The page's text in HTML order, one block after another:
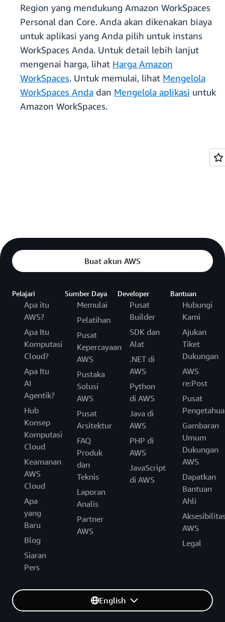
Region yang mendukung Amazon WorkSpaces
Personal dan Core. Anda akan dikenakan biaya
untuk aplikasi yang Anda pilih untuk instans
WorkSpaces Anda. Untuk detail lebih lanjut
mengenai harga, lihat Harga Amazon
WorkSpaces. Untuk memulai, lihat Mengelola
WorkSpaces Anda dan Mengelola aplikasi untuk
Amazon WorkSpaces.
Buat akun AWS
Pelajari
Apa itu
AWS?
Apa Itu
Komputasi
Cloud?
Apa Itu
AI
Agentik?
Hub
Konsep
Komputasi
Cloud
Keamanan
AWS
Cloud
Apa
yang
Baru
Blog
Siaran
Pers
Sumber Daya
Memulai
Pelatihan
Pusat
Kepercayaan
AWS
Pustaka
Solusi
AWS
Pusat
Arsitektur
FAQ
Produk
dan
Teknis
Laporan
Analis
Partner
AWS
Developer
Pusat
Builder
SDK dan
Alat
.NET di
AWS
Python
di AWS
Java di
AWS
PHP di
AWS
JavaScript
di AWS
Bantuan
Hubungi
Kami
Ajukan
Tiket
Dukungan
AWS
re:Post
Pusat
Gambaran
Umum
Dukungan
AWS
Dapatkan
Bantuan
Ahli
AWS
Legal
English